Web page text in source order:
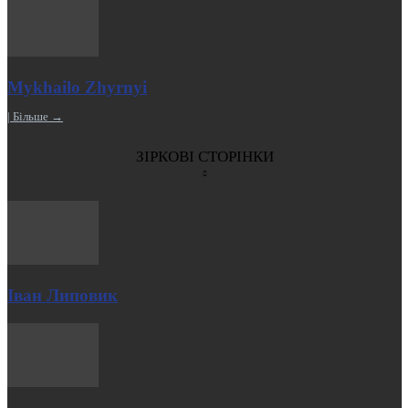
Mykhailo Zhyrnyi
| Більше →
ЗІРКОВІ СТОРІНКИ
Іван Липовик